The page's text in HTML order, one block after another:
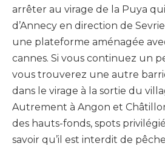
arrêter au virage de la Puya
d’Annecy en direction de
une plateforme aménagée
cannes. Si vous continuez un
vous trouverez une autre
dans le virage à la sortie du
Autrement à Angon et
des hauts-fonds, spots
savoir qu’il est interdit de